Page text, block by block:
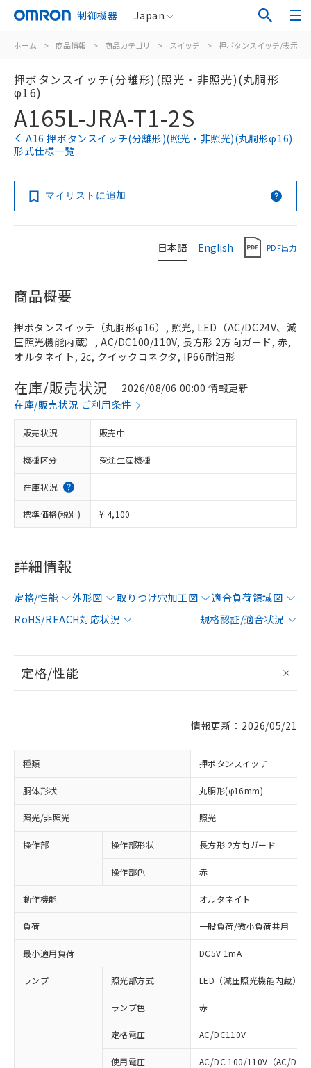
制御機器 Japan
ホーム > 商品情報 > 商品カテゴリ > スイッチ > 押ボタンスイッチ/表示灯
押ボタンスイッチ(分離形)(照光・非照光)(丸胴形
φ16)
A165L-JRA-T1-2S
A16 押ボタンスイッチ(分離形)(照光・非照光)(丸胴形φ16)
形式仕様一覧
マイリストに追加
日本語 English PDF出力
商品概要
押ボタンスイッチ（丸胴形φ16）, 照光, LED（AC/DC24V、減
圧照光機能内蔵）, AC/DC100/110V, 長方形 2方向ガード, 赤,
オルタネイト, 2c, クイックコネクタ, IP66耐油形
在庫/販売状況
2026/08/06 00:00 情報更新
在庫/販売状況 ご利用条件
販売状況 販売中
機種区分 受注生産機種
在庫状況
標準価格(税別) ¥ 4,100
詳細情報
定格/性能 外形図 取りつけ穴加工図
適合負荷領域図
RoHS/REACH対応状況
規格認証/適合状況
定格/性能
情報更新：2026/05/21
種類 押ボタンスイッチ
胴体形状 丸胴形(φ16mm)
照光/非照光 照光
操作部 操作部形状 長方形 2方向ガード
操作部色 赤
動作機能 オルタネイト
負荷 一般負荷/微小負荷共用
最小適用負荷 DC5V 1mA
ランプ 照光部方式 LED（減圧照光機能内蔵）
ランプ色 赤
定格電圧 AC/DC110V
使用電圧 AC/DC 100/110V（AC/DC